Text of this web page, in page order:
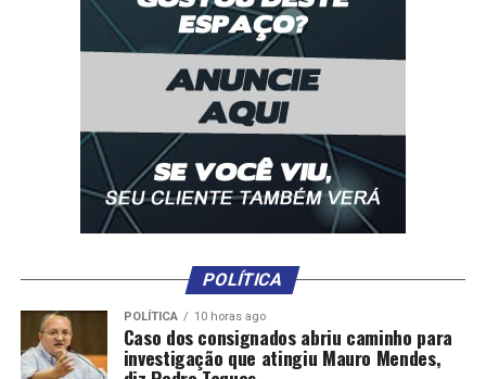
Comentários
OFICIALIZAM POLITICA
UP NEXT
Sebastião Rezende pede esclarecimentos sobre demora
para confecção de Carteira do Autista
POLÍTICA
POLÍTICA 10 horas ago
Caso dos consignados abriu caminho para
investigação que atingiu Mauro Mendes,